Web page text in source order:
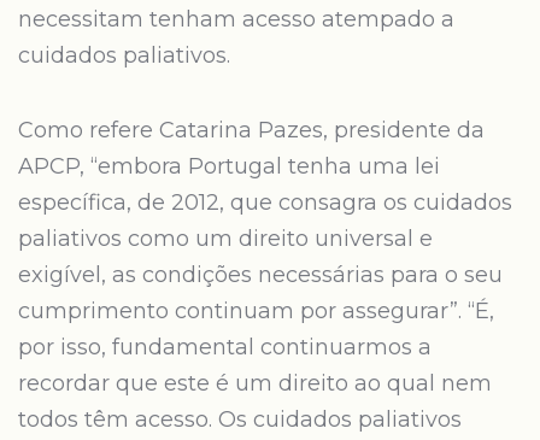
necessitam tenham acesso atempado a
cuidados paliativos.
Como refere Catarina Pazes, presidente da
APCP, “embora Portugal tenha uma lei
específica, de 2012, que consagra os cuidados
paliativos como um direito universal e
exigível, as condições necessárias para o seu
cumprimento continuam por assegurar”. “É,
por isso, fundamental continuarmos a
recordar que este é um direito ao qual nem
todos têm acesso. Os cuidados paliativos